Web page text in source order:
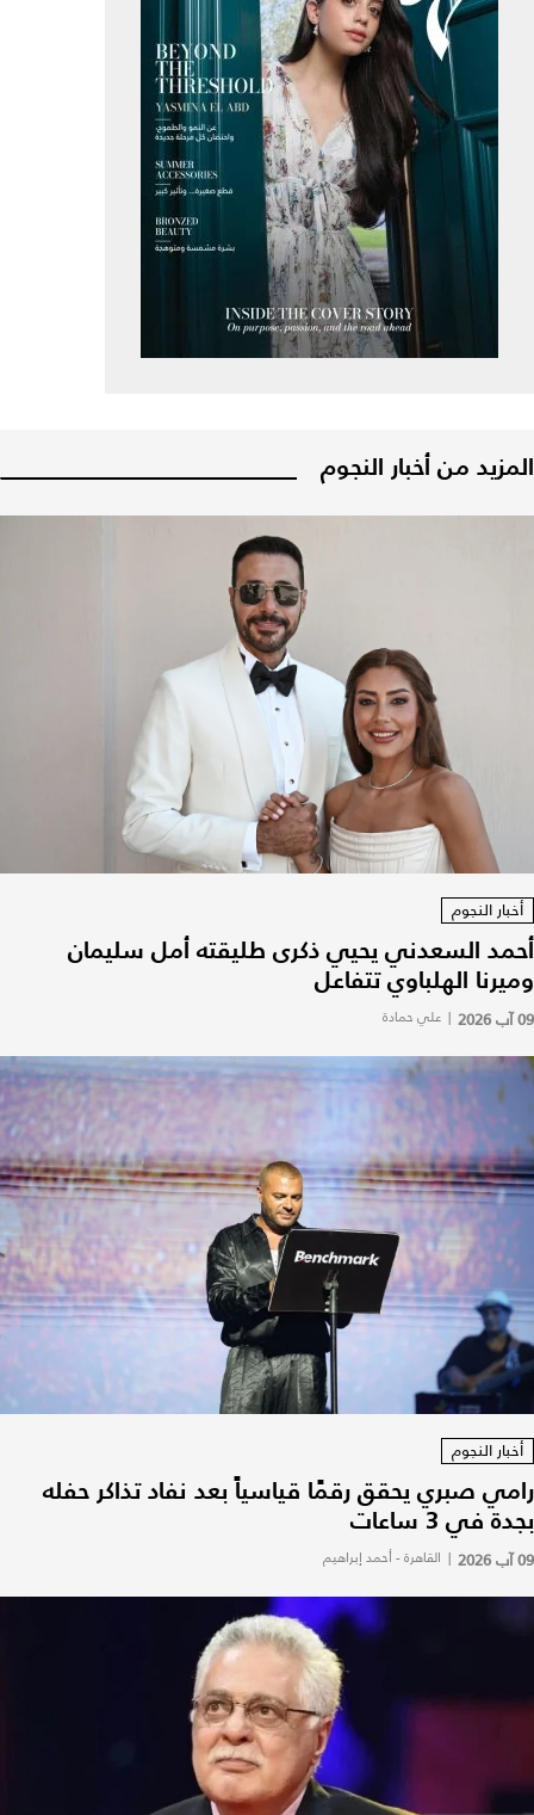
المزيد من أخبار النجوم
أخبار النجوم
أحمد السعدني يحيي ذكرى طليقته أمل سليمان
وميرنا الهلباوي تتفاعل
09 آب 2026 | علي حمادة
أخبار النجوم
رامي صبري يحقق رقمًا قياسياً بعد نفاد تذاكر حفله
بجدة في 3 ساعات
09 آب 2026 | القاهرة - أحمد إبراهيم